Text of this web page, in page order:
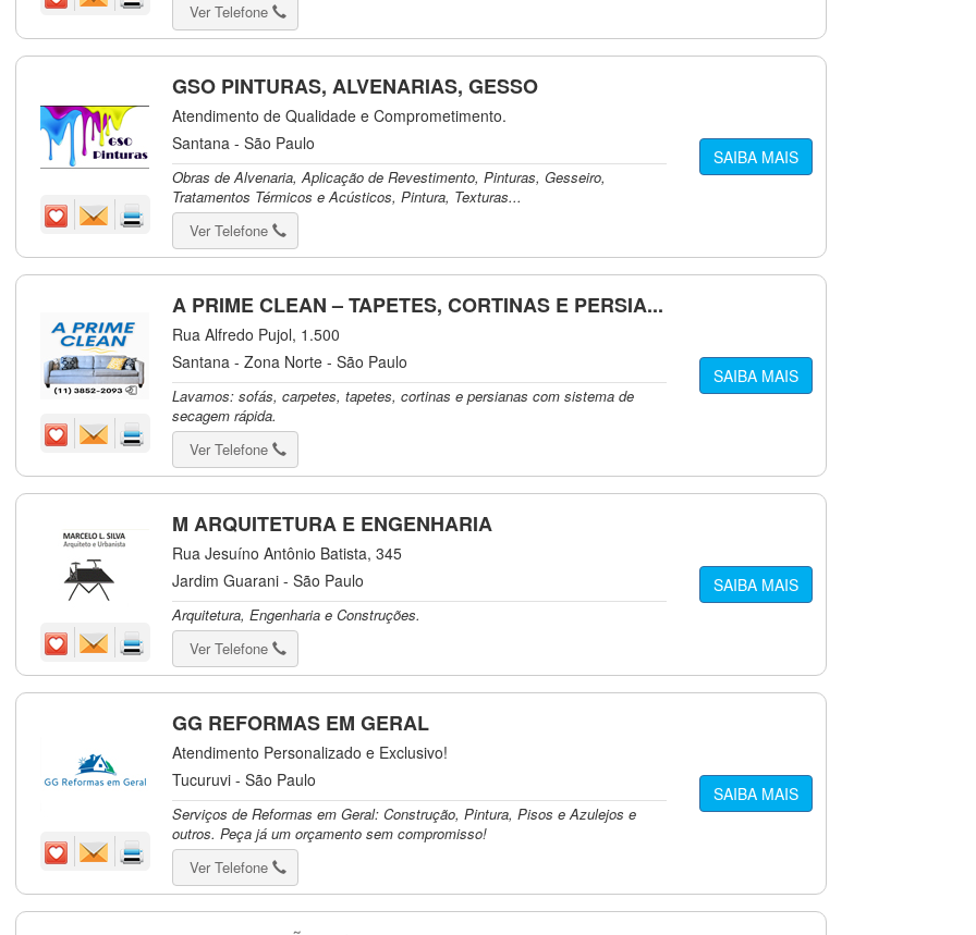
Ver Telefone
GSO PINTURAS, ALVENARIAS, GESSO
Atendimento de Qualidade e Comprometimento.
Santana - São Paulo
Obras de Alvenaria, Aplicação de Revestimento, Pinturas, Gesseiro,
Tratamentos Térmicos e Acústicos, Pintura, Texturas...
Ver Telefone
SAIBA MAIS
A PRIME CLEAN – TAPETES, CORTINAS E PERSIA...
Rua Alfredo Pujol, 1.500
Santana - Zona Norte - São Paulo
Lavamos: sofás, carpetes, tapetes, cortinas e persianas com sistema de
secagem rápida.
Ver Telefone
SAIBA MAIS
M ARQUITETURA E ENGENHARIA
Rua Jesuíno Antônio Batista, 345
Jardim Guarani - São Paulo
Arquitetura, Engenharia e Construções.
Ver Telefone
SAIBA MAIS
GG REFORMAS EM GERAL
Atendimento Personalizado e Exclusivo!
Tucuruvi - São Paulo
Serviços de Reformas em Geral: Construção, Pintura, Pisos e Azulejos e
outros. Peça já um orçamento sem compromisso!
Ver Telefone
SAIBA MAIS